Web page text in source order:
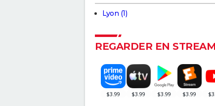
Lyon (1)
REGARDER EN